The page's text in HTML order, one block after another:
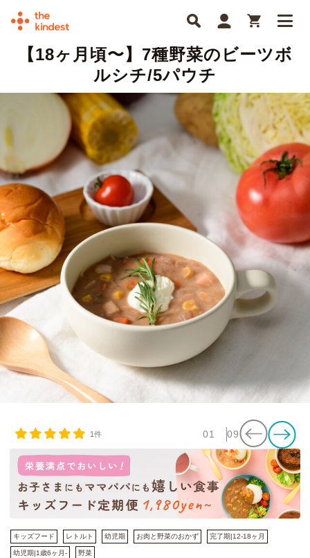
【18ヶ月頃〜】7種野菜のビーツボ
ルシチ/5パウチ
1件 01 09
キッズフード レトルト 幼児期 お肉と野菜のおかず 完了期|12-18ヶ月
幼児期|1歳6ヶ月- 野菜